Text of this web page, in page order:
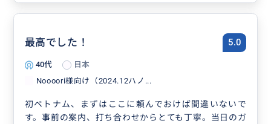
最高でした！ 5.0
40代
日本
Noooori様向け（2024.12ハノ...
初ベトナム、まずはここに頼んでおけば間違いないで
す。事前の案内、打ち合わせからとても丁寧。当日のガ